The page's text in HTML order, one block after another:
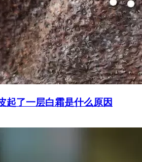
起了一层白霜是什么原因